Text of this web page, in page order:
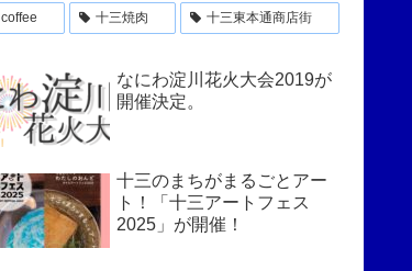
coffee 十三焼肉 十三東本通商店街
なにわ淀川花火大会2019が
開催決定。
十三のまちがまるごとアー
ト！「十三アートフェス
2025」が開催！